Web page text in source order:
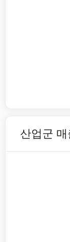
산업군 매